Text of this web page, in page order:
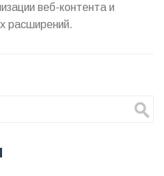
веб-контента и
расширений.